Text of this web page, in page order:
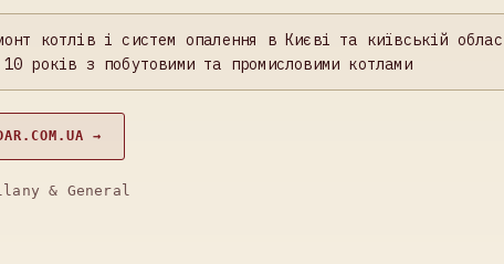
котлів і систем опалення в Києві та київській
років з побутовими та промисловими котлами
→
& General